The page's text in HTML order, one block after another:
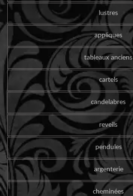
lustres
appliques
tableaux anciens
cartels
candelabres
reveils
pendules
argenterie
cheminées